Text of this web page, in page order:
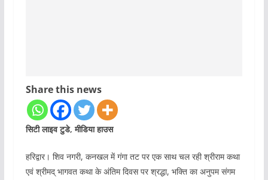
Share this news
सिटी लाइव टुडे, मीडिया हाउस
हरिद्वार। शिव नगरी, कनखल में गंगा तट पर एक साथ चल रही श्रीराम कथा
एवं श्रीमद् भागवत कथा के अंतिम दिवस पर श्रद्धा, भक्ति का अनुपम संगम